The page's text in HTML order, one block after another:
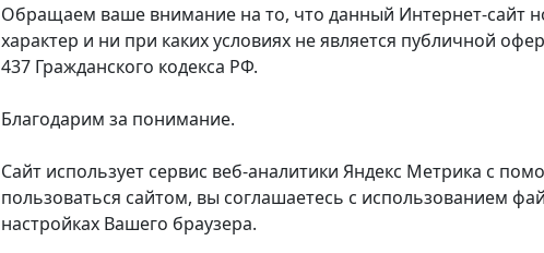
Обращаем ваше внимание на то, что данный Интернет-сайт
характер и ни при каких условиях не является публичной
437 Гражданского кодекса РФ.
Благодарим за понимание.
Сайт использует сервис веб-аналитики Яндекс Метрика с
пользоваться сайтом, вы соглашаетесь с использованием
настройках Вашего браузера.